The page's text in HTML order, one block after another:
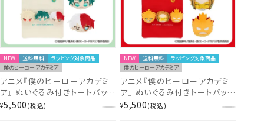
NEW 送料無料
ラッピング対象商品
僕のヒーローアカデミア
アニメ『僕のヒーローアカデミ
ア』 ぬいぐるみ付きトートバッグ
＜ 緑谷出久・爆豪勝己・轟焦凍
¥5,500 税込
NEW 送料無料
ラッピング対象商品
僕のヒーローアカデミア
アニメ『僕のヒーローアカデミ
ア』 ぬいぐるみ付きトートバッグ
＜ エンデヴァー・ホークス ＞
¥5,500 税込